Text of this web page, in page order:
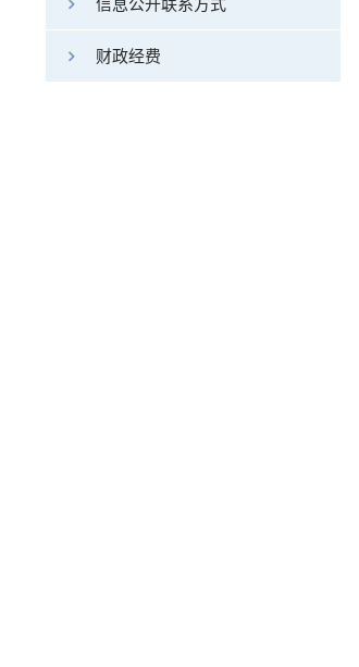
信息公开联系方式
财政经费